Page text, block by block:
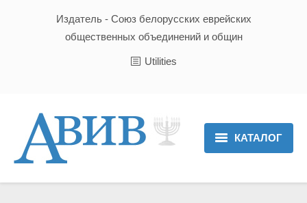
Издатель - Союз белорусских еврейских
общественных объединений и общин
Utilities
КАТАЛОГ